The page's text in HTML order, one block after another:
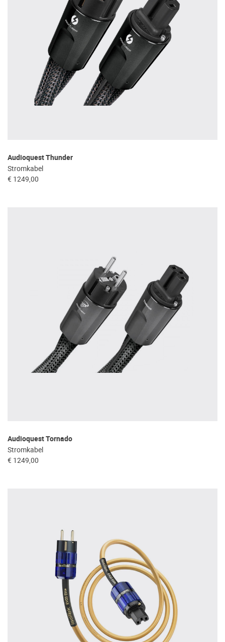
Audioquest Thunder
Stromkabel
€ 1249,00
Audioquest Tornado
Stromkabel
€ 1249,00